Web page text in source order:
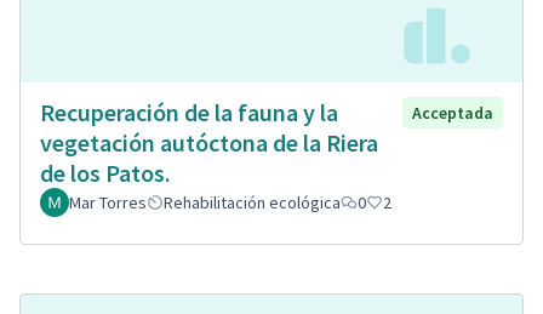
Recuperación de la fauna y la
vegetación autóctona de la Riera
de los Patos.
Acceptada
Mar Torres Rehabilitación ecológica 0 2